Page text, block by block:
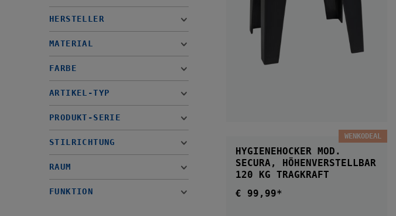
HERSTELLER
MATERIAL
FARBE
ARTIKEL-TYP
PRODUKT-SERIE
STILRICHTUNG
RAUM
FUNKTION
WENKODEAL
HYGIENEHOCKER MOD.
SECURA, HÖHENVERSTELLBAR
120 KG TRAGKRAFT
Regulärer Preis:
€ 99,99*